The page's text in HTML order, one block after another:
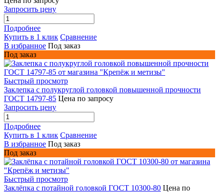
Запросить цену
Подробнее
Купить в 1 клик Сравнение
В избранное Под заказ
Под заказ
Быстрый просмотр
Заклепка с полукруглой головкой повышенной прочности
ГОСТ 14797-85 Цена по запросу
Запросить цену
Подробнее
Купить в 1 клик Сравнение
В избранное Под заказ
Под заказ
Быстрый просмотр
Заклёпка с потайной головкой ГОСТ 10300-80 Цена по